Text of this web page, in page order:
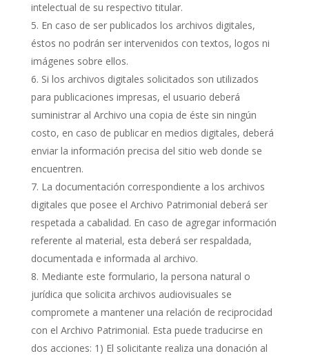
intelectual de su respectivo titular.
En caso de ser publicados los archivos digitales,
éstos no podrán ser intervenidos con textos, logos ni
imágenes sobre ellos.
Si los archivos digitales solicitados son utilizados
para publicaciones impresas, el usuario deberá
suministrar al Archivo una copia de éste sin ningún
costo, en caso de publicar en medios digitales, deberá
enviar la información precisa del sitio web donde se
encuentren.
La documentación correspondiente a los archivos
digitales que posee el Archivo Patrimonial deberá ser
respetada a cabalidad. En caso de agregar información
referente al material, esta deberá ser respaldada,
documentada e informada al archivo.
Mediante este formulario, la persona natural o
jurídica que solicita archivos audiovisuales se
compromete a mantener una relación de reciprocidad
con el Archivo Patrimonial. Esta puede traducirse en
dos acciones: 1) El solicitante realiza una donación al